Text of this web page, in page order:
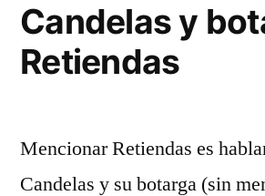
Mauthausen
Candelas y
Retiendas
Mencionar Retiendas es
Candelas y su botarga (sin